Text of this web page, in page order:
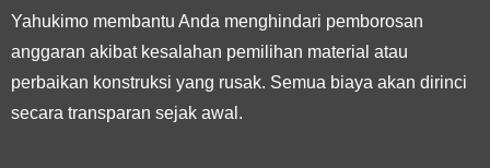
Yahukimo membantu Anda menghindari pemborosan
anggaran akibat kesalahan pemilihan material atau
perbaikan konstruksi yang rusak. Semua biaya akan dirinci
secara transparan sejak awal.